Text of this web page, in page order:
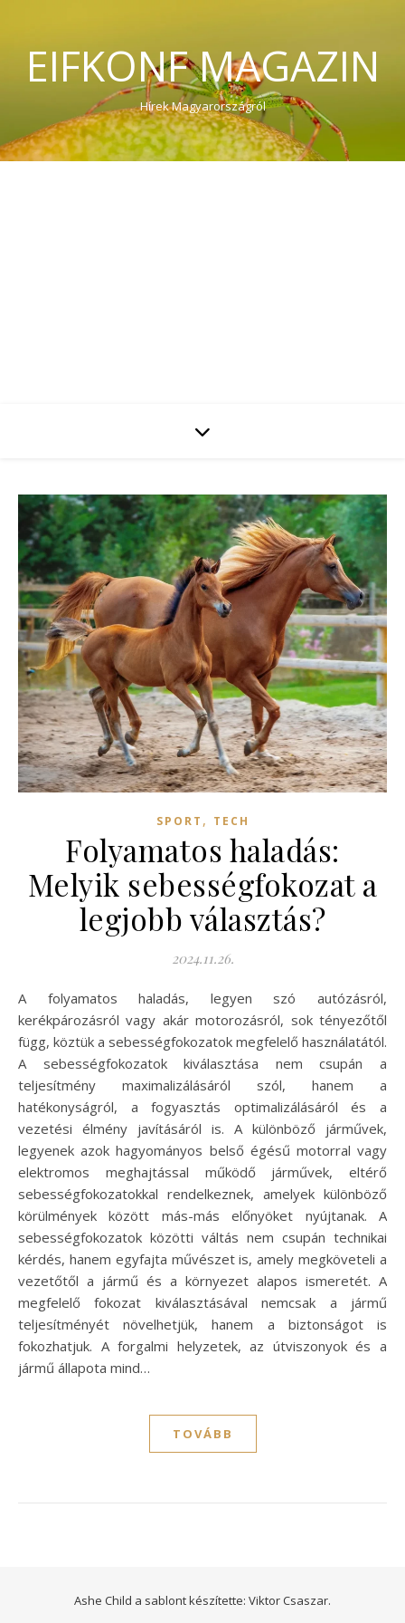
EIFKONF MAGAZIN
Hírek Magyarországról
SPORT , TECH
Folyamatos haladás:
Melyik sebességfokozat a
legjobb választás?
2024.11.26.
A folyamatos haladás, legyen szó autózásról,
kerékpározásról vagy akár motorozásról, sok tényezőtől
függ, köztük a sebességfokozatok megfelelő használatától.
A sebességfokozatok kiválasztása nem csupán a
teljesítmény maximalizálásáról szól, hanem a
hatékonyságról, a fogyasztás optimalizálásáról és a
vezetési élmény javításáról is. A különböző járművek,
legyenek azok hagyományos belső égésű motorral vagy
elektromos meghajtással működő járművek, eltérő
sebességfokozatokkal rendelkeznek, amelyek különböző
körülmények között más-más előnyöket nyújtanak. A
sebességfokozatok közötti váltás nem csupán technikai
kérdés, hanem egyfajta művészet is, amely megköveteli a
vezetőtől a jármű és a környezet alapos ismeretét. A
megfelelő fokozat kiválasztásával nemcsak a jármű
teljesítményét növelhetjük, hanem a biztonságot is
fokozhatjuk. A forgalmi helyzetek, az útviszonyok és a
jármű állapota mind…
TOVÁBB
Ashe Child a sablont készítette: Viktor Csaszar.